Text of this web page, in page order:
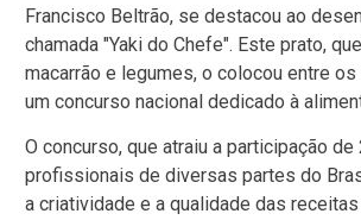
Francisco Beltrão, se destacou ao
chamada "Yaki do Chefe". Este prato,
macarrão e legumes, o colocou entre
um concurso nacional dedicado à
O concurso, que atraiu a participação de
profissionais de diversas partes do
a criatividade e a qualidade das